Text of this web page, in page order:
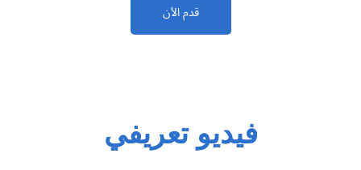
قدم الأن
فيديو تعريفي